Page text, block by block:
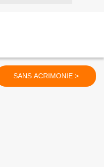
SANS ACRIMONIE >